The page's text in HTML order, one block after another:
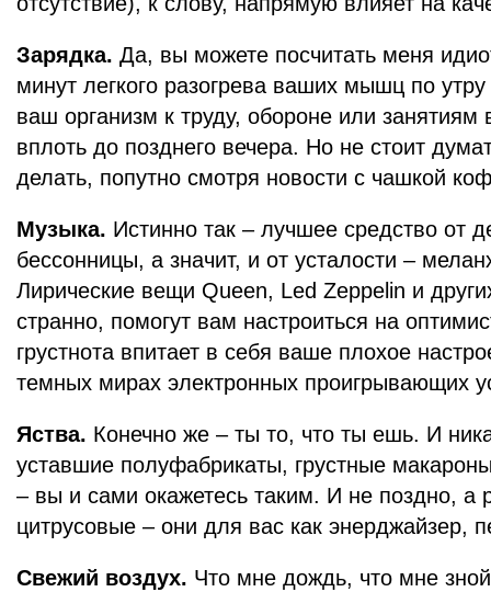
Зарядка. Да, вы можете посчитать меня
минут легкого разогрева ваших мышц по
ваш организм к труду, обороне или
вплоть до позднего вечера. Но не стоит
делать, попутно смотря новости с чашкой
Музыка. Истинно так – лучшее средство от
бессонницы, а значит, и от усталости –
Лирические вещи Queen, Led Zeppelin и
странно, помогут вам настроиться на
грустнота впитает в себя ваше плохое
темных мирах электронных проигрывающих
Яства. Конечно же – ты то, что ты ешь. И
уставшие полуфабрикаты, грустные
– вы и сами окажетесь таким. И не поздно, а
цитрусовые – они для вас как энерджайзер,
Свежий воздух. Что мне дождь, что мне